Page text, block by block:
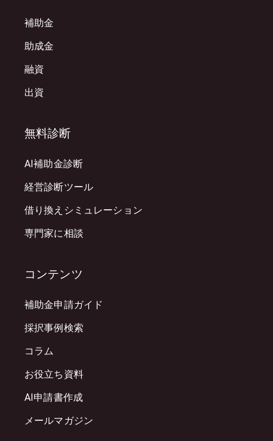
補助金
助成金
融資
出資
無料診断
AI補助金診断
経営診断ツール
借り換えシミュレーション
専門家に相談
コンテンツ
補助金申請ガイド
採択事例検索
コラム
お役立ち資料
AI申請書作成
メールマガジン